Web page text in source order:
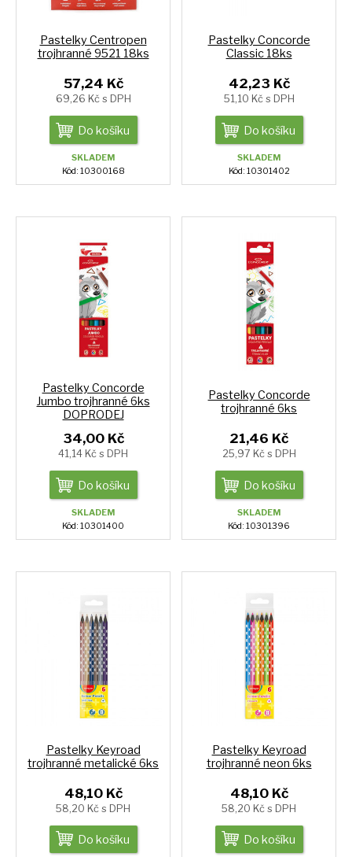
Pastelky Centropen
trojhranné 9521 18ks
57,24 Kč
69,26 Kč s DPH
Do košíku
SKLADEM
Kód: 10300168
Pastelky Concorde
Classic 18ks
42,23 Kč
51,10 Kč s DPH
Do košíku
SKLADEM
Kód: 10301402
Pastelky Concorde
Jumbo trojhranné 6ks
DOPRODEJ
34,00 Kč
41,14 Kč s DPH
Do košíku
SKLADEM
Kód: 10301400
Pastelky Concorde
trojhranné 6ks
21,46 Kč
25,97 Kč s DPH
Do košíku
SKLADEM
Kód: 10301396
Pastelky Keyroad
trojhranné metalické 6ks
48,10 Kč
58,20 Kč s DPH
Do košíku
Pastelky Keyroad
trojhranné neon 6ks
48,10 Kč
58,20 Kč s DPH
Do košíku